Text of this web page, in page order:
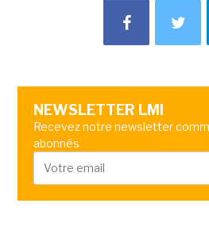
NEWSLETTER LMI
Recevez notre newsletter
abonnés